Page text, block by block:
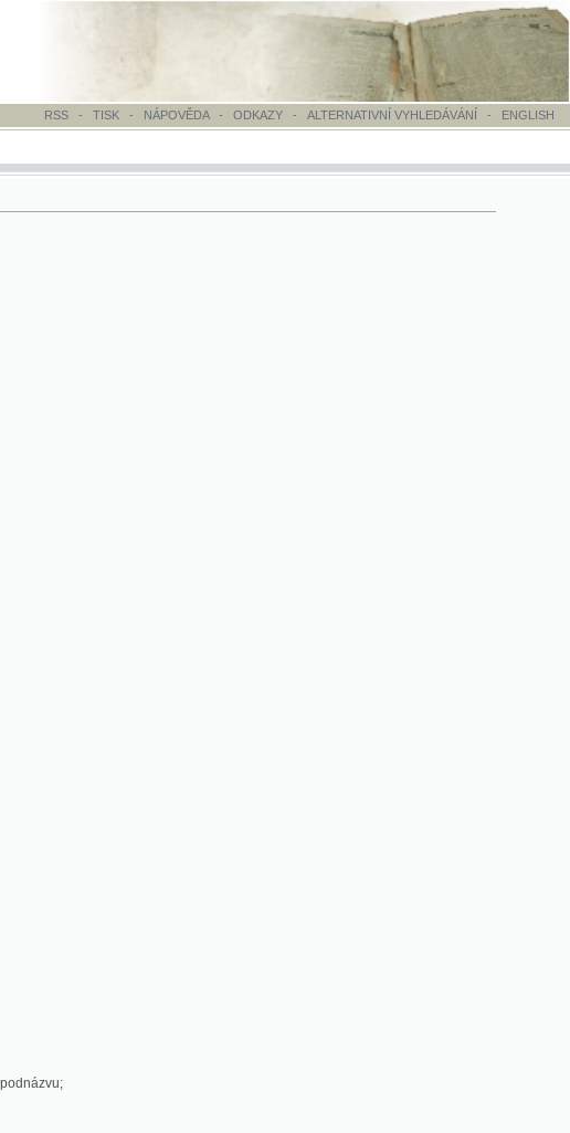
TISK-NÁPOVĚDA - ODKAZY - ALTERNATIVNÍ VYHLEDÁVÁNÍ- ENGLISH